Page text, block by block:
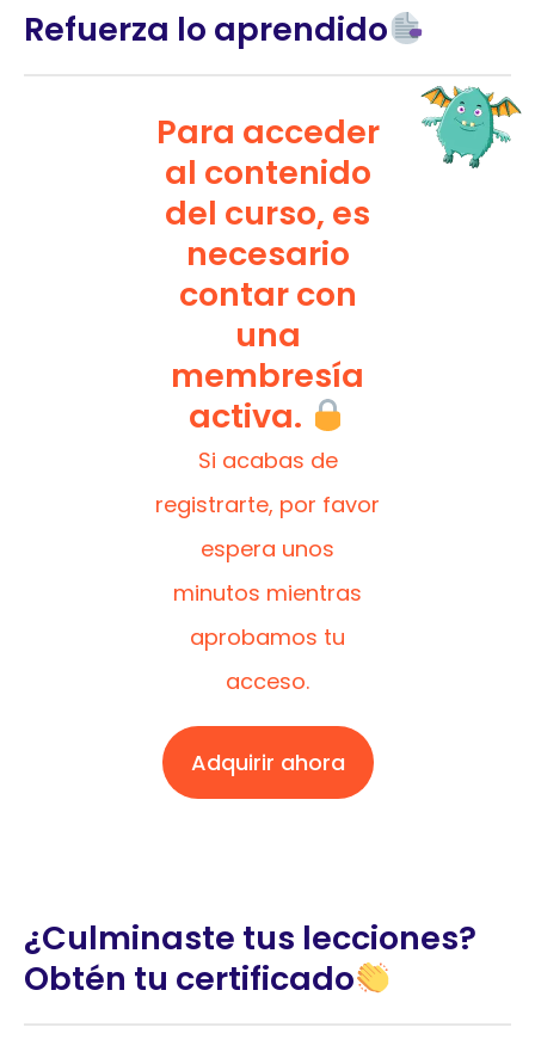
Refuerza lo aprendido
Para acceder
al contenido
del curso, es
necesario
contar con
una
membresía
activa.
Si acabas de
registrarte, por favor
espera unos
minutos mientras
aprobamos tu
acceso.
Adquirir ahora
¿Culminaste tus lecciones?
Obtén tu certificado